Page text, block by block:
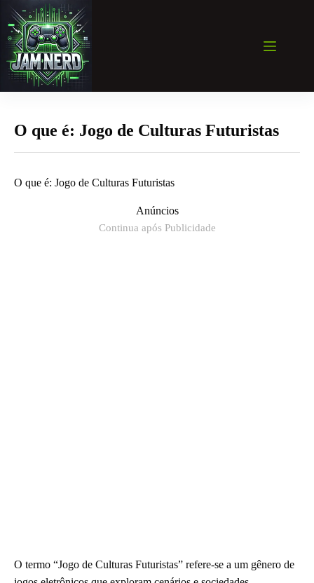
para
conteúdo
O que é: Jogo de Culturas Futuristas
O que é: Jogo de Culturas Futuristas
Anúncios
Continua após Publicidade
O termo “Jogo de Culturas Futuristas” refere-se a um gênero de